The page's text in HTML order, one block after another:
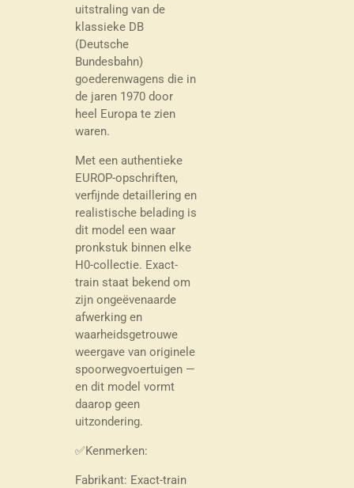
uitstraling van de
klassieke DB
(Deutsche
Bundesbahn)
goederenwagens die in
de jaren 1970 door
heel Europa te zien
waren.
Met een authentieke
EUROP-opschriften,
verfijnde detaillering en
realistische belading is
dit model een waar
pronkstuk binnen elke
H0-collectie. Exact-
train staat bekend om
zijn ongeëvenaarde
afwerking en
waarheidsgetrouwe
weergave van originele
spoorwegvoertuigen —
en dit model vormt
daarop geen
uitzondering.
✅Kenmerken:
Fabrikant: Exact-train